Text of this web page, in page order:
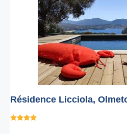
Résidence Licciola,